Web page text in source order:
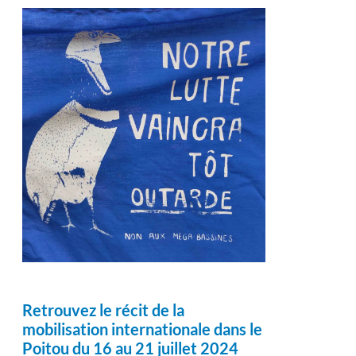
Retrouvez le récit de la
mobilisation internationale dans le
Poitou du 16 au 21 juillet 2024